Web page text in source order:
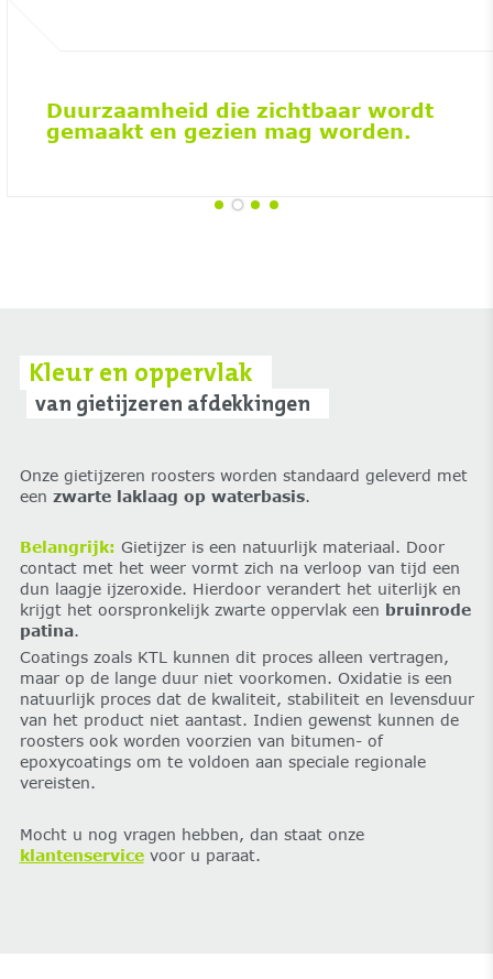
Duurzaamheid die zichtbaar wordt
gemaakt en gezien mag worden.
Kleur en oppervlak
van gietijzeren afdekkingen
Onze gietijzeren roosters worden standaard geleverd met
een zwarte laklaag op waterbasis.
Belangrijk: Gietijzer is een natuurlijk materiaal. Door
contact met het weer vormt zich na verloop van tijd een
dun laagje ijzeroxide. Hierdoor verandert het uiterlijk en
krijgt het oorspronkelijk zwarte oppervlak een bruinrode
patina.
Coatings zoals KTL kunnen dit proces alleen vertragen,
maar op de lange duur niet voorkomen. Oxidatie is een
natuurlijk proces dat de kwaliteit, stabiliteit en levensduur
van het product niet aantast. Indien gewenst kunnen de
roosters ook worden voorzien van bitumen- of
epoxycoatings om te voldoen aan speciale regionale
vereisten.
Mocht u nog vragen hebben, dan staat onze
klantenservicevoor u paraat.